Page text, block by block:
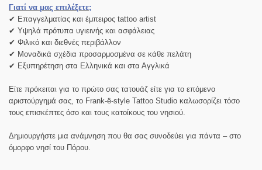
Γιατί να μας επιλέξετε;
✔ Επαγγελματίας και έμπειρος tattoo artist
✔ Υψηλά πρότυπα υγιεινής και ασφάλειας
✔ Φιλικό και διεθνές περιβάλλον
✔ Μοναδικά σχέδια προσαρμοσμένα σε κάθε πελάτη
✔ Εξυπηρέτηση στα Ελληνικά και στα Αγγλικά
Είτε πρόκειται για το πρώτο σας τατουάζ είτε για το επόμενο
αριστούργημά σας, το Frank-ë-style Tattoo Studio καλωσορίζει τόσο
τους επισκέπτες όσο και τους κατοίκους του νησιού.
Δημιουργήστε μια ανάμνηση που θα σας συνοδεύει για πάντα – στο
όμορφο νησί του Πόρου.